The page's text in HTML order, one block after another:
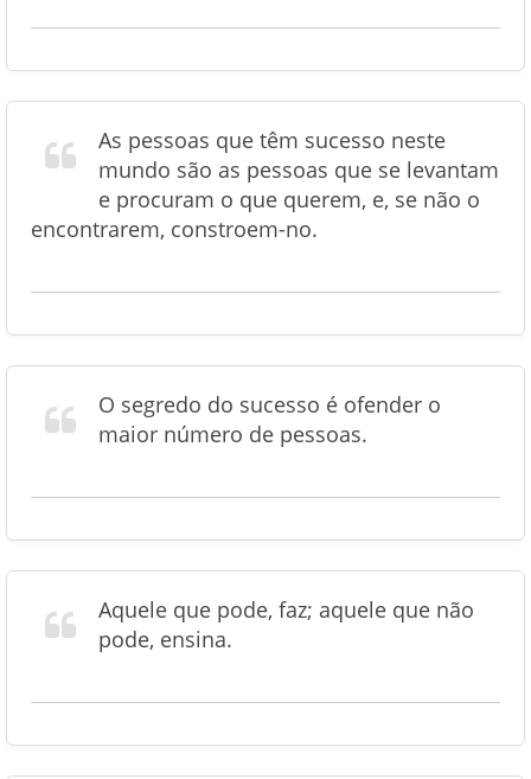
As pessoas que têm sucesso neste
mundo são as pessoas que se levantam
e procuram o que querem, e, se não o
encontrarem, constroem-no.
O segredo do sucesso é ofender o
maior número de pessoas.
Aquele que pode, faz; aquele que não
pode, ensina.